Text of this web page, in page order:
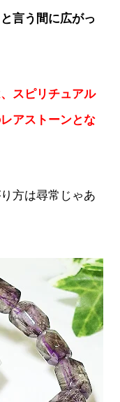
言う間に広がっ
スピリチュアル
アストーンとな
方は尋常じゃあ